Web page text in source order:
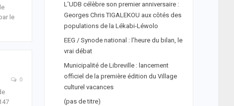
le
0
L’UDB célèbre son premier anniversaire :
Georges Chris TIGALEKOU aux côtés des
populations de la Lékabi-Léwolo
EEG / Synode national : l’heure du bilan, le
vrai débat
Municipalité de Libreville : lancement
officiel de la première édition du Village
culturel vacances
(pas de titre)